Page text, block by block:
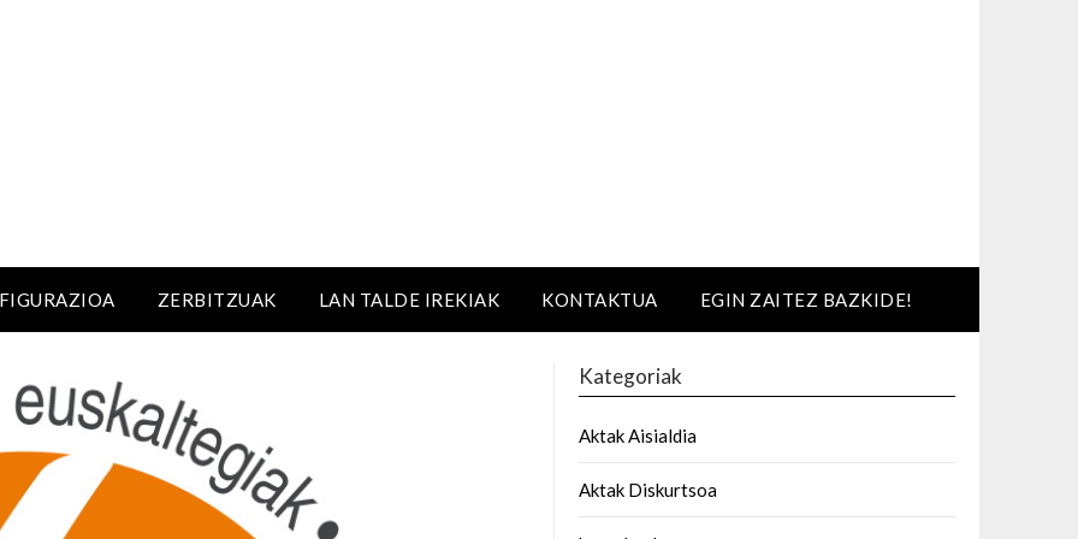
ZERBITZUAK LAN TALDE IREKIAK KONTAKTUA EGIN ZAITEZ BAZKIDE!
Kategoriak
Aktak Aisialdia
Aktak Diskurtsoa